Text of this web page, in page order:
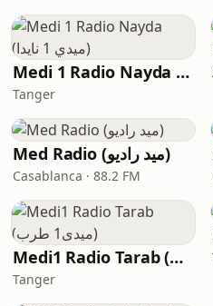
Medi 1 Radio Nayda (ميدي 1 نايدا)
Tanger
Med Radio (ميد راديو)
Casablanca · 88.2 FM
Medi1 Radio Tarab (ميدى1 طرب)
Tanger